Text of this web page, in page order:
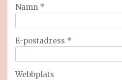
Namn *
E-postadress *
Webbplats